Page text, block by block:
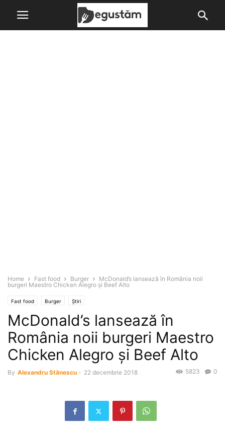
Home Fast food Burger
McDonald’s lansează în România noii
burgeri Maestro Chicken Alegro și Beef Alto
Fast food Burger Știri
McDonald’s lansează în
România noii burgeri Maestro
Chicken Alegro și Beef Alto
By Alexandru Stănescu - 22 decembrie 2018 0
5823